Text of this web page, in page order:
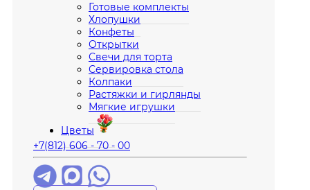
Готовые комплекты
Хлопушки
Конфеты
Открытки
Свечи для торта
Сервировка стола
Колпаки
Растяжки и гирлянды
Мягкие игрушки
Цветы
+7(812) 606 - 70 - 00